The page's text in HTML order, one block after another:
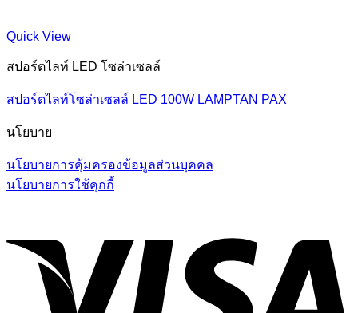
Quick View
สปอร์ตไลท์ LED โซล่าเซลล์
สปอร์ตไลท์โซล่าเซลล์ LED 100W LAMPTAN PAX
นโยบาย
นโยบายการคุ้มครองข้อมูลส่วนบุคคล
นโยบายการใช้คุกกี้